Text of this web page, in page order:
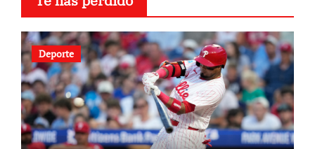
Deporte